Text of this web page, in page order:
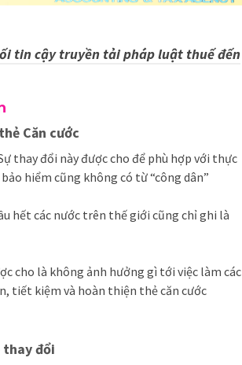
tin cậy truyền tải pháp luật thuế đến
Căn cước
thay đổi này được cho để phù hợp với thực
hiểm cũng không có từ “công dân”
hết các nước trên thế giới cũng chỉ ghi là
cho là không ảnh hưởng gì tới việc làm các
tiết kiệm và hoàn thiện thẻ căn cước
thay đổi